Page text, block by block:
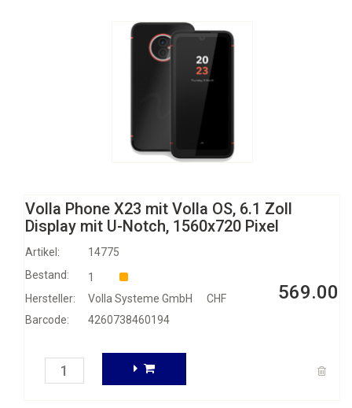
Volla Phone X23 mit Volla OS, 6.1 Zoll
Display mit U-Notch, 1560x720 Pixel
Artikel: 14775
CHF 569.00
Bestand:
1
Hersteller:
Volla Systeme GmbH
Barcode:
4260738460194